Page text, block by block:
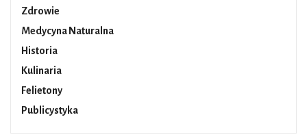
Zdrowie
Medycyna Naturalna
Historia
Kulinaria
Felietony
Publicystyka